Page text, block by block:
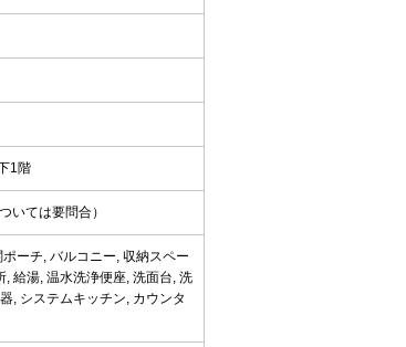
1階
いては要問合）
ーチ, バルコニー, 収納スペー
給湯, 温水洗浄便座, 洗面台, 洗
, システムキッチン, カウンタ